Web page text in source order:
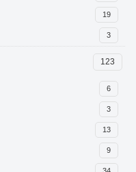
19
3
123
6
3
13
9